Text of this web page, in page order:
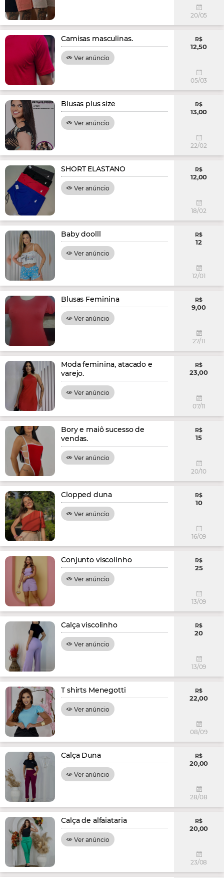
20/05
Camisas masculinas.
Ver anúncio
R$
12,50
05/03
Blusas plus size
Ver anúncio
R$
13,00
22/02
SHORT ELASTANO
Ver anúncio
R$
12,00
18/02
Baby doolll
Ver anúncio
R$
12
12/01
Blusas Feminina
Ver anúncio
R$
9,00
27/11
Moda feminina, atacado e
varejo.
Ver anúncio
R$
23,00
07/11
Bory e maiô sucesso de
vendas.
Ver anúncio
R$
15
20/10
Clopped duna
Ver anúncio
R$
10
16/09
Conjunto viscolinho
Ver anúncio
R$
25
13/09
Calça viscolinho
Ver anúncio
R$
20
13/09
T shirts Menegotti
Ver anúncio
R$
22,00
08/09
Calça Duna
Ver anúncio
R$
20,00
28/08
Calça de alfaiataria
Ver anúncio
R$
20,00
23/08